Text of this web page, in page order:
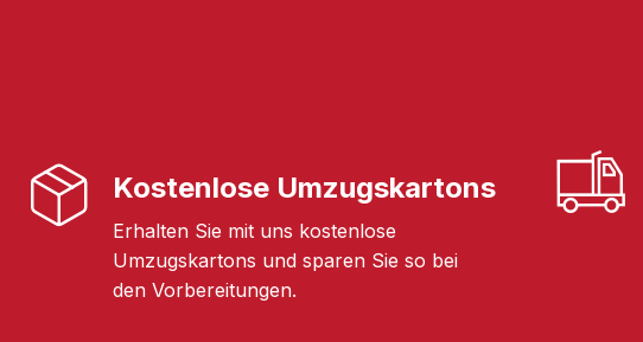
Kostenlose Umzugskartons
Erhalten Sie mit uns kostenlose
Umzugskartons und sparen Sie so bei
den Vorbereitungen.